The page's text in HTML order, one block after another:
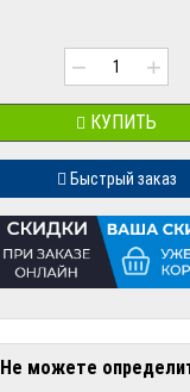
− +
КУПИТЬ
Быстрый заказ
Не можете